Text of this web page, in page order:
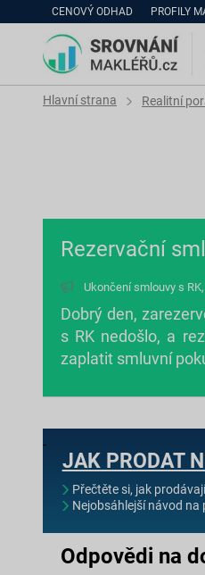
CENOVÝ ODHAD PROFILY
Hlavní strana Realitní
Rezervační
Ukončení smlouvy s RK,
Dobrý den,
s RK nedošlo, a
zaplatit smluvní
JAK PRODAT
Přečtěte si, jak
Nejobsáhlejší návod na
Odpovědi na